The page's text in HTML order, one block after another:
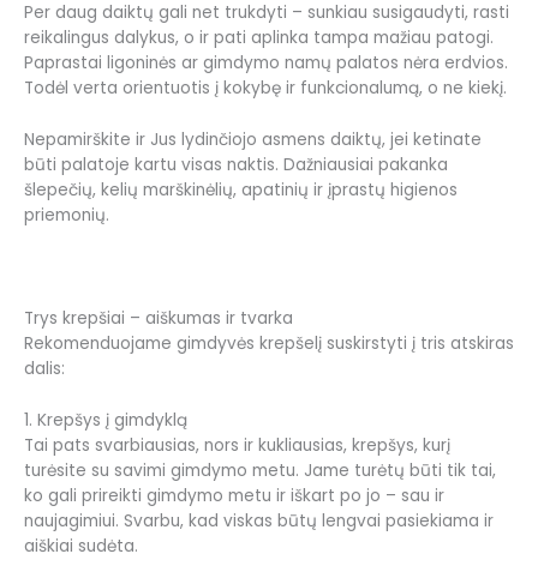
Per daug daiktų gali net trukdyti – sunkiau susigaudyti, rasti
reikalingus dalykus, o ir pati aplinka tampa mažiau patogi.
Paprastai ligoninės ar gimdymo namų palatos nėra erdvios.
Todėl verta orientuotis į kokybę ir funkcionalumą, o ne kiekį.
Nepamirškite ir Jus lydinčiojo asmens daiktų, jei ketinate
būti palatoje kartu visas naktis. Dažniausiai pakanka
šlepečių, kelių marškinėlių, apatinių ir įprastų higienos
priemonių.
Trys krepšiai – aiškumas ir tvarka
Rekomenduojame gimdyvės krepšelį suskirstyti į tris atskiras
dalis:
1. Krepšys į gimdyklą
Tai pats svarbiausias, nors ir kukliausias, krepšys, kurį
turėsite su savimi gimdymo metu. Jame turėtų būti tik tai,
ko gali prireikti gimdymo metu ir iškart po jo – sau ir
naujagimiui. Svarbu, kad viskas būtų lengvai pasiekiama ir
aiškiai sudėta.